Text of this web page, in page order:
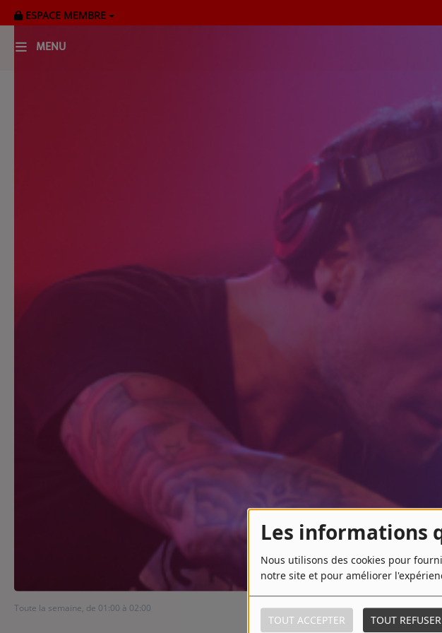
Les informations
Nous utilisons des cookies pour
notre site et pour améliorer
TOUT ACCEPTER TOUT REFUSER
ESPACE MEMBRE
MENU
Régie Publicitaire
Fréquences
Toute la semaine, de 01:00 à 02:00